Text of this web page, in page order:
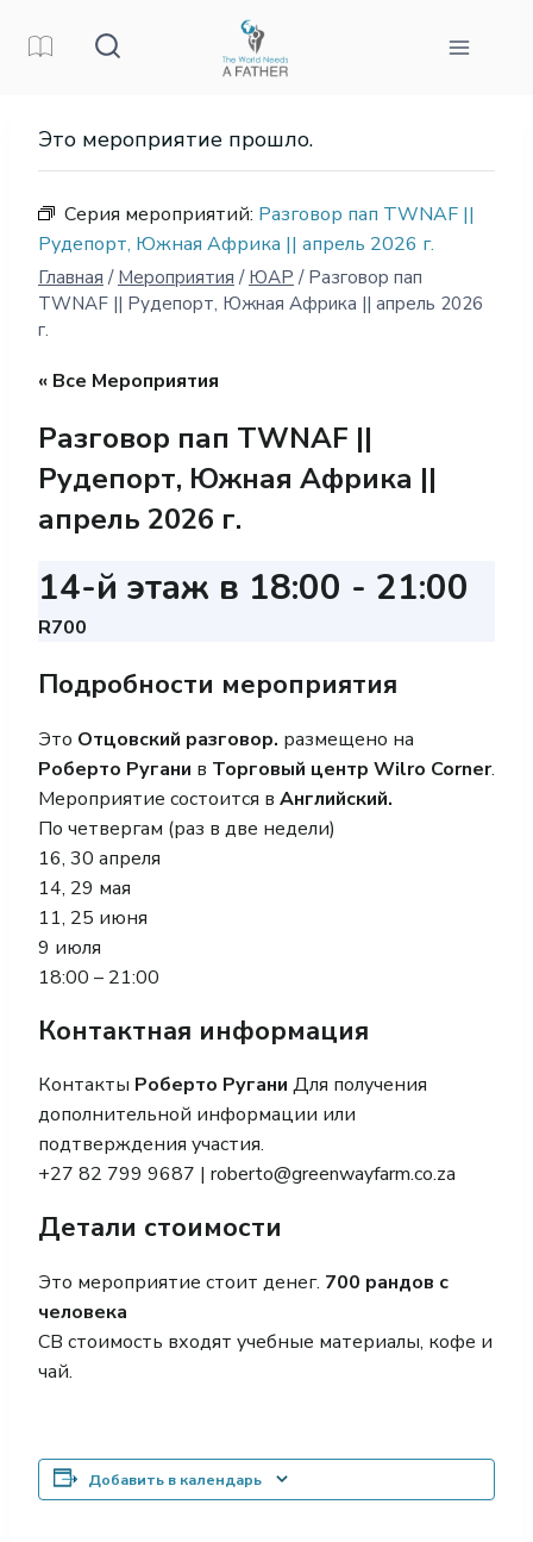
Это мероприятие прошло.
Серия мероприятий: Разговор пап TWNAF ||
Рудепорт, Южная Африка || апрель 2026 г.
Главная / Мероприятия / ЮАР / Разговор пап
TWNAF || Рудепорт, Южная Африка || апрель 2026
г.
« Все Мероприятия
Разговор пап TWNAF ||
Рудепорт, Южная Африка ||
апрель 2026 г.
14-й этаж в 18:00 - 21:00
R700
Подробности мероприятия
Это Отцовский разговор. размещено на
Роберто Ругани в Торговый центр Wilro Corner.
Мероприятие состоится в Английский.
По четвергам (раз в две недели)
16, 30 апреля
14, 29 мая
11, 25 июня
9 июля
18:00 – 21:00
Контактная информация
Контакты Роберто Ругани Для получения
дополнительной информации или
подтверждения участия.
+27 82 799 9687 | roberto@greenwayfarm.co.za
Детали стоимости
Это мероприятие стоит денег. 700 рандов с
человека
CВ стоимость входят учебные материалы, кофе и
чай.
Добавить в календарь